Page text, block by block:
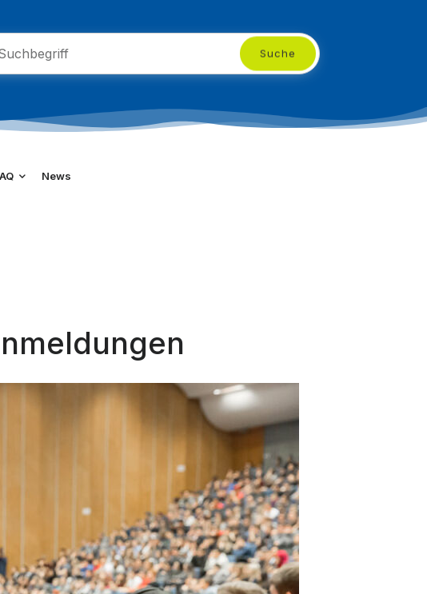
Suche
News